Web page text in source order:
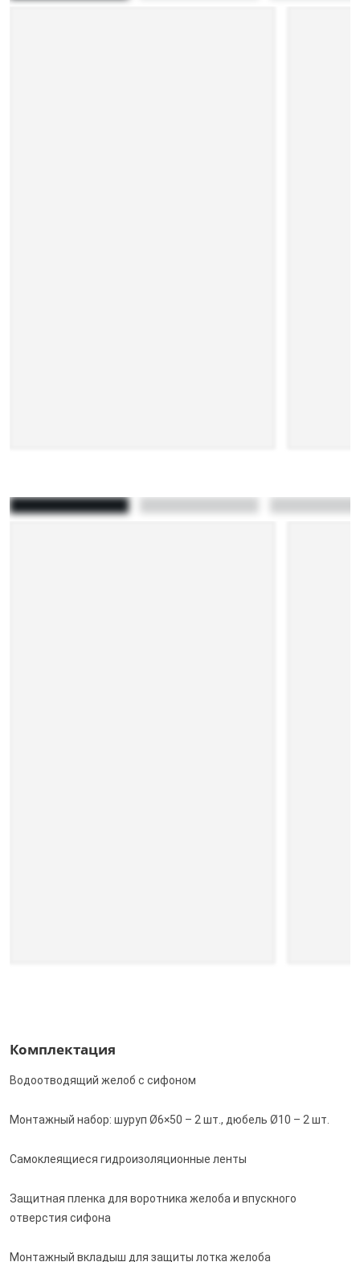
Комплектация
Водоотводящий желоб с сифоном
Монтажный набор: шуруп Ø6×50 – 2 шт., дюбель Ø10 – 2 шт.
Самоклеящиеся гидроизоляционные ленты
Защитная пленка для воротника желоба и впускного
отверстия сифона
Монтажный вкладыш для защиты лотка желоба